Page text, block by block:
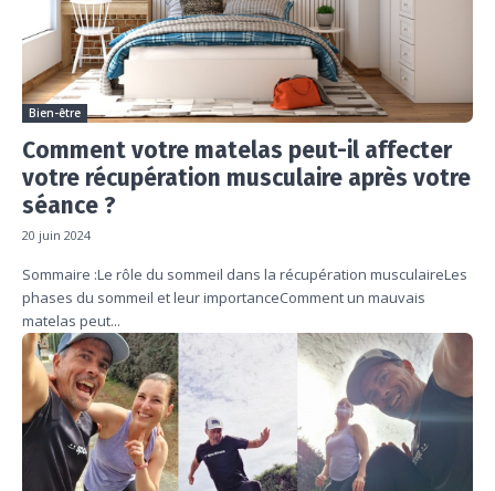
Bien-être
Comment votre matelas peut-il affecter
votre récupération musculaire après votre
séance ?
20 juin 2024
Sommaire :Le rôle du sommeil dans la récupération musculaireLes
phases du sommeil et leur importanceComment un mauvais
matelas peut...